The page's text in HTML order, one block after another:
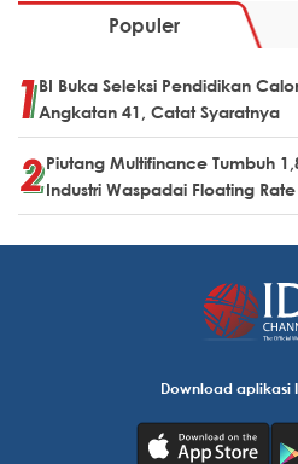
Populer
BI Buka Seleksi Pendidikan
Angkatan 41, Catat Syaratnya
Piutang Multifinance Tumbuh
Industri Waspadai Floating Rate
Download aplikasi